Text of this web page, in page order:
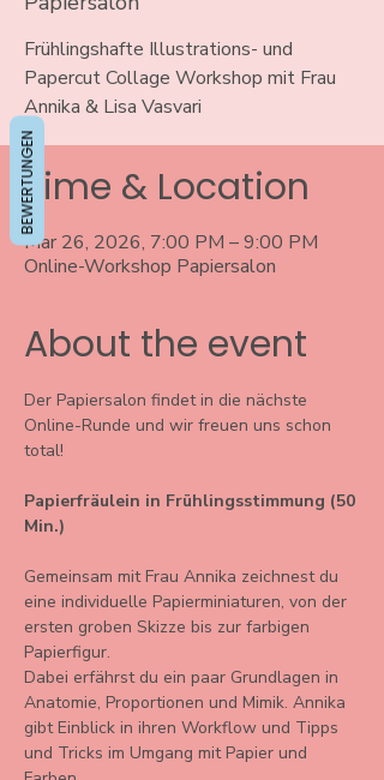
Frühlingshafte Illustrations- und
Papercut Collage Workshop mit Frau
Annika & Lisa Vasvari
Time & Location
Mar 26, 2026, 7:00 PM – 9:00 PM
Online-Workshop Papiersalon
About the event
Der Papiersalon findet in die nächste
Online-Runde und wir freuen uns schon
total!
Papierfräulein in Frühlingsstimmung (50
Min.)
Gemeinsam mit Frau Annika zeichnest du
eine individuelle Papierminiaturen, von der
ersten groben Skizze bis zur farbigen
Papierfigur.
Dabei erfährst du ein paar Grundlagen in
Anatomie, Proportionen und Mimik. Annika
gibt Einblick in ihren Workflow und Tipps
und Tricks im Umgang mit Papier und
BEWERTUNGEN